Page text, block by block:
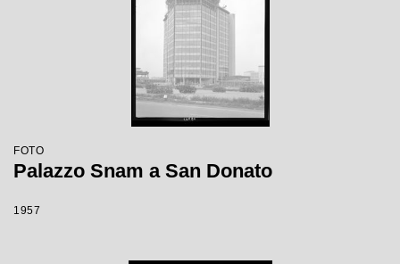
FOTO
Palazzo Snam a San Donato
1957